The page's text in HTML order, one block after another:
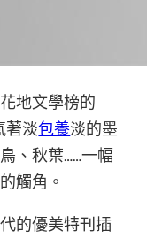
地文學榜的
著淡包養淡的墨
、秋葉……一幅
觸角。
的優美特刊插